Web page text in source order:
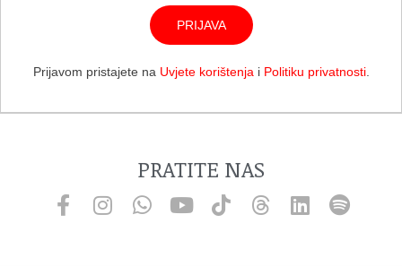
PRIJAVA
Prijavom pristajete na Uvjete korištenja i Politiku privatnosti.
PRATITE NAS